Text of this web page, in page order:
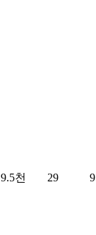
9.5천 29 9